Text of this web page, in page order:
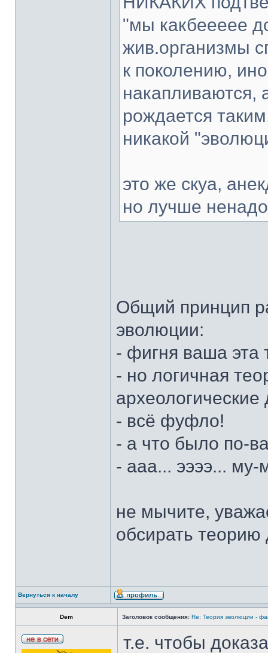
"мы какбеееее
жив.организмы
к поколению,
накапливаются,
рождается
никакой
это же скуа,
но лучше ненадо
Общий принцип
эволюции:
- фигня ваша эта
- но логичная
археологические
- всё фуфло!
- а что было по-
- ааа... ээээ... му-
не мычите,
обсирать
Вернуться к началу
Dem Заголовок сообщения: Re: Теория эволюции -
т.е. чтобы